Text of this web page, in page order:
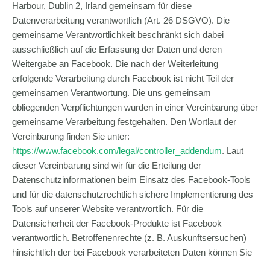
Harbour, Dublin 2, Irland gemeinsam für diese
Datenverarbeitung verantwortlich (Art. 26 DSGVO). Die
gemeinsame Verantwortlichkeit beschränkt sich dabei
ausschließlich auf die Erfassung der Daten und deren
Weitergabe an Facebook. Die nach der Weiterleitung
erfolgende Verarbeitung durch Facebook ist nicht Teil der
gemeinsamen Verantwortung. Die uns gemeinsam
obliegenden Verpflichtungen wurden in einer Vereinbarung über
gemeinsame Verarbeitung festgehalten. Den Wortlaut der
Vereinbarung finden Sie unter:
https://www.facebook.com/legal/controller_addendum. Laut
dieser Vereinbarung sind wir für die Erteilung der
Datenschutzinformationen beim Einsatz des Facebook-Tools
und für die datenschutzrechtlich sichere Implementierung des
Tools auf unserer Website verantwortlich. Für die
Datensicherheit der Facebook-Produkte ist Facebook
verantwortlich. Betroffenenrechte (z. B. Auskunftsersuchen)
hinsichtlich der bei Facebook verarbeiteten Daten können Sie